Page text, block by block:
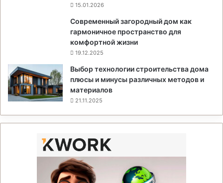
15.01.2026
Современный загородный дом как
гармоничное пространство для
комфортной жизни
19.12.2025
Выбор технологии строительства дома
плюсы и минусы различных методов и
материалов
21.11.2025